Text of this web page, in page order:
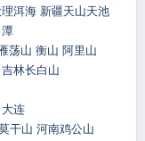
理洱海 新疆天山天池
荡山 衡山 阿里山
吉林长白山
大连
干山 河南鸡公山